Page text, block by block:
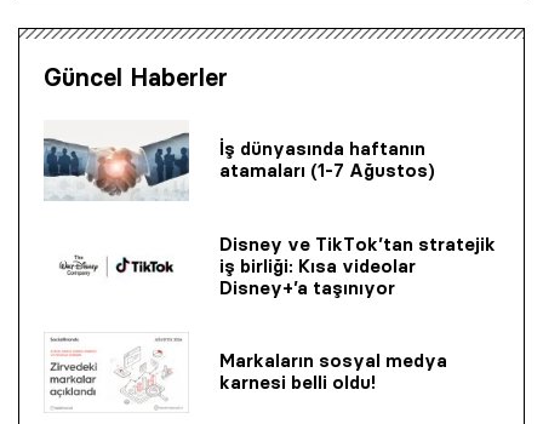
Güncel Haberler
İş dünyasında haftanın
atamaları (1-7 Ağustos)
Disney ve TikTok’tan stratejik
iş birliği: Kısa videolar
Disney+’a taşınıyor
Markaların sosyal medya
karnesi belli oldu!